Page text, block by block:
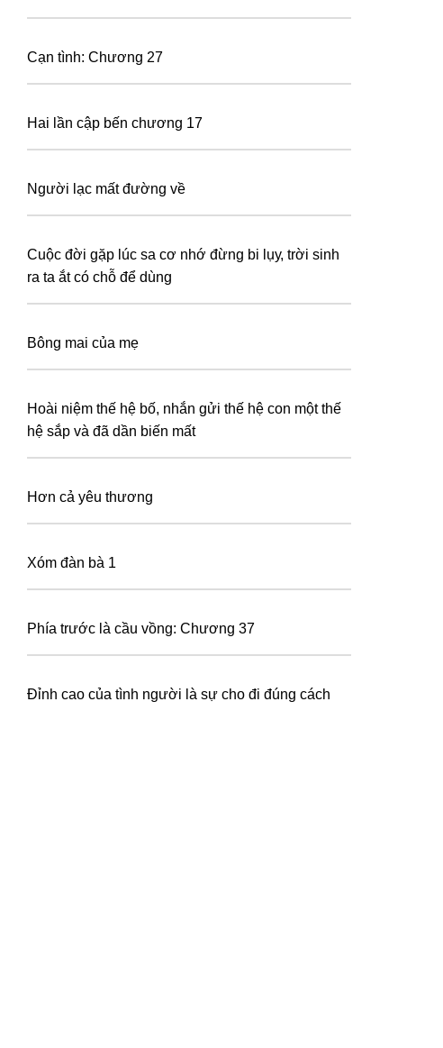
Cạn tình: Chương 27
Hai lần cập bến chương 17
Người lạc mất đường về
Сuộс đờі ɡặр lúс ѕа сơ nhớ đừnɡ bі lụу, trờі ѕіnh
rа tа ắt сó сhỗ để dùnɡ
Bông mai của mẹ
Hoài niệm thế hệ bố, nhắn gửi thế hệ con một thế
hệ sắp và đã dần biến mất
Hơn cả yêu thương
Xóm đàn bà 1
Phía trước là cầu vồng: Chương 37
Đỉnh cao của tình người là sự cho đi đúng cách